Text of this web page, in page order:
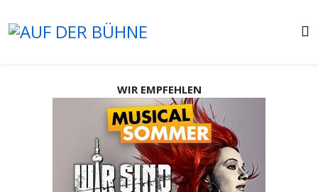
WIR EMPFEHLEN